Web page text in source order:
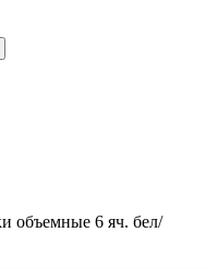
объемные 6 яч. бел/